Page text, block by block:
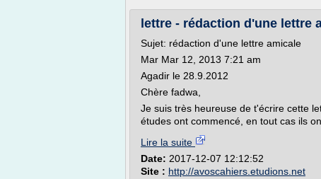
lettre - rédaction d'une lettre
Sujet: rédaction d'une lettre amicale
Mar Mar 12, 2013 7:21 am
Agadir le 28.9.2012
Chère fadwa,
Je suis très heureuse de t'écrire cette
études ont commencé, en tout cas ils
Lire la suite
Date: 2017-12-07 12:12:52
Site : http://avoscahiers.etudions.net